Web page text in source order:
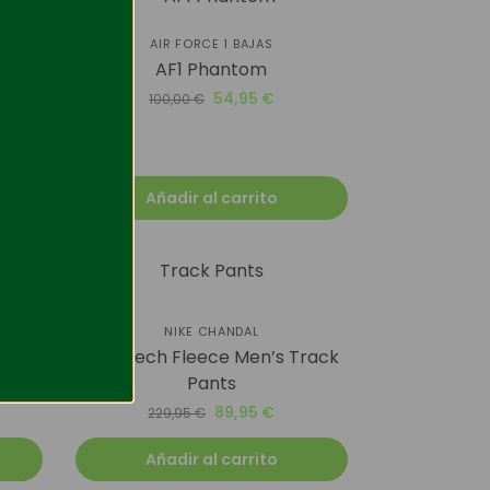
AIR FORCE 1 BAJAS
AF1 Phantom
100,00€ 54,95 €
Añadir al carrito
NIKE CHANDAL
Nike Tech Fleece Men’s Track
Pants
229,95€ 89,95 €
Añadir al carrito